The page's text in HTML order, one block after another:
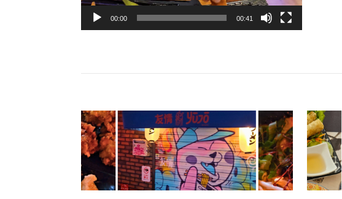
00:00 00:41